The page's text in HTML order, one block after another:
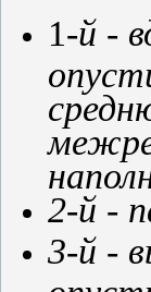
1-й -
2-й -
3-й -